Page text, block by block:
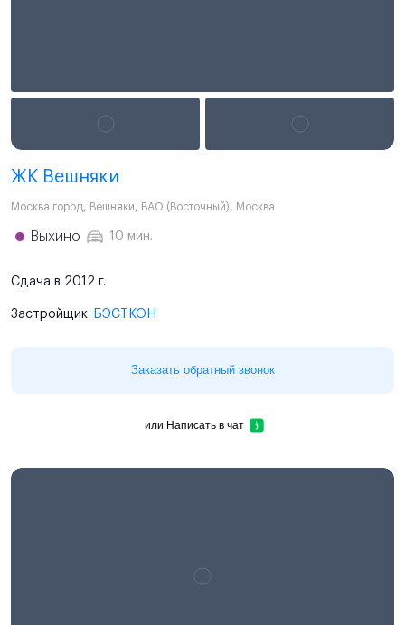
ЖК Вешняки
Москва город, Вешняки, ВАО (Восточный), Москва
Выхино 10 мин.
Сдача в 2012 г.
Застройщик: БЭСТКОН
Заказать обратный звонок
или Написать в чат